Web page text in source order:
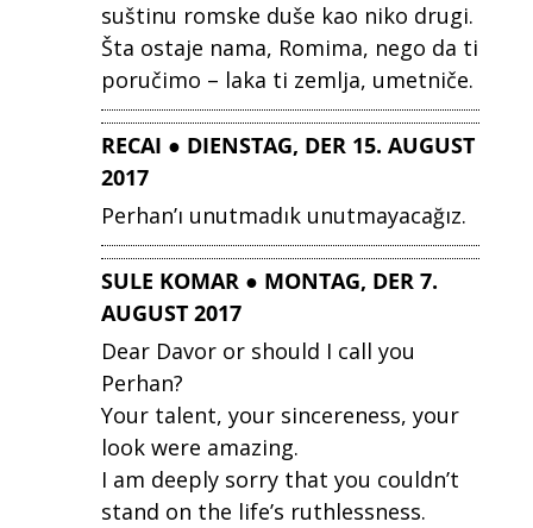
suštinu romske duše kao niko drugi.
Šta ostaje nama, Romima, nego da ti
poručimo – laka ti zemlja, umetniče.
RECAI ● DIENSTAG, DER 15. AUGUST
2017
Perhan’ı unutmadık unutmayacağız.
SULE KOMAR ● MONTAG, DER 7.
AUGUST 2017
Dear Davor or should I call you
Perhan?
Your talent, your sincereness, your
look were amazing.
I am deeply sorry that you couldn’t
stand on the life’s ruthlessness.